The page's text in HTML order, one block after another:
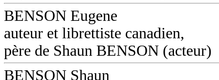
BENSON Eugene
auteur et librettiste canadien,
père de Shaun BENSON (acteur)
BENSON Shaun